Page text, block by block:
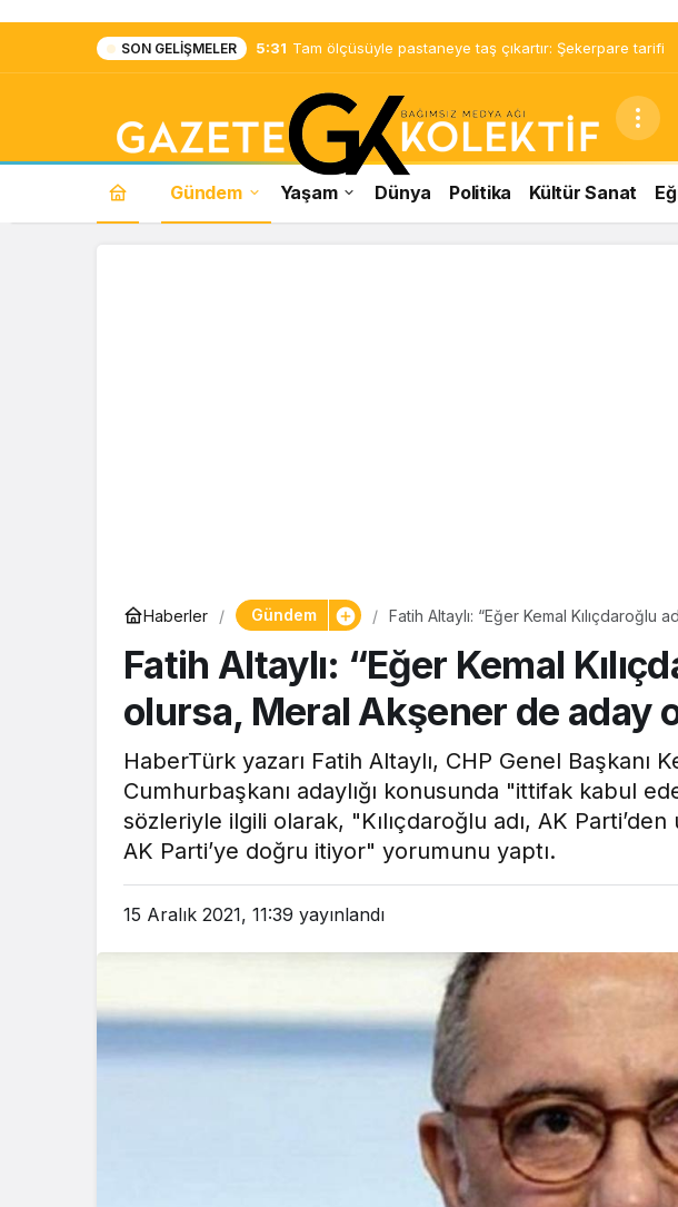
SON GELIŞMELER 5:25 Çayın yanına çok yakışacak bir mucize: Brownie
Gündem Yaşam Dünya Politika Kültür Sanat
Haberler Gündem
Fatih Altaylı: “Eğer Kemal
Fatih Altaylı: “Eğer Kemal
olursa, Meral Akşener de aday
HaberTürk yazarı Fatih Altaylı, CHP Genel Başkanı
Cumhurbaşkanı adaylığı konusunda "ittifak kabul
sözleriyle ilgili olarak, "Kılıçdaroğlu adı, AK
AK Parti’ye doğru itiyor" yorumunu yaptı.
15 Aralık 2021, 11:39 yayınlandı
Tam ölçüsüyle
pastaneye taş çıkartır:
Şekerpare tarifi